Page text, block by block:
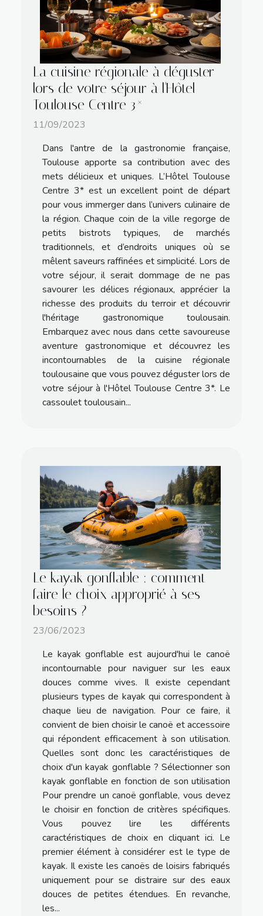
La cuisine régionale à déguster
lors de votre séjour à l'Hôtel
Toulouse Centre 3*
11/09/2023
Dans l'antre de la gastronomie française,
Toulouse apporte sa contribution avec des
mets délicieux et uniques. L’Hôtel Toulouse
Centre 3* est un excellent point de départ
pour vous immerger dans l’univers culinaire de
la région. Chaque coin de la ville regorge de
petits bistrots typiques, de marchés
traditionnels, et d’endroits uniques où se
mêlent saveurs raffinées et simplicité. Lors de
votre séjour, il serait dommage de ne pas
savourer les délices régionaux, apprécier la
richesse des produits du terroir et découvrir
l'héritage gastronomique toulousain.
Embarquez avec nous dans cette savoureuse
aventure gastronomique et découvrez les
incontournables de la cuisine régionale
toulousaine que vous pouvez déguster lors de
votre séjour à l'Hôtel Toulouse Centre 3*. Le
cassoulet toulousain...
Le kayak gonflable : comment
faire le choix approprié à ses
besoins ?
23/06/2023
Le kayak gonflable est aujourd'hui le canoë
incontournable pour naviguer sur les eaux
douces comme vives. Il existe cependant
plusieurs types de kayak qui correspondent à
chaque lieu de navigation. Pour ce faire, il
convient de bien choisir le canoë et accessoire
qui répondent efficacement à son utilisation.
Quelles sont donc les caractéristiques de
choix d'un kayak gonflable ? Sélectionner son
kayak gonflable en fonction de son utilisation
Pour prendre un canoë gonflable, vous devez
le choisir en fonction de critères spécifiques.
Vous pouvez lire les différents
caractéristiques de choix en cliquant ici. Le
premier élément à considérer est le type de
kayak. Il existe les canoës de loisirs fabriqués
uniquement pour se distraire sur des eaux
douces de petites étendues. En revanche,
les...